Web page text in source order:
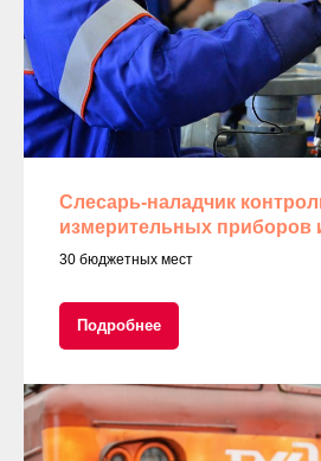
Слесарь-наладчик
измерительных приборов
30 бюджетных мест
Подробнее